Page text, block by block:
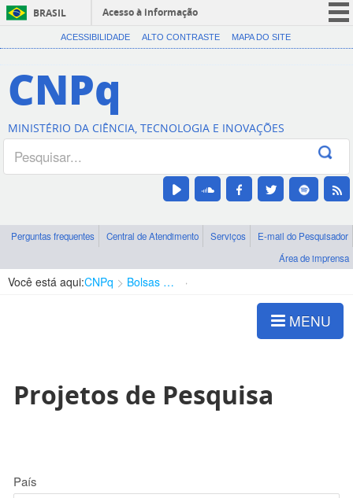
BRASIL
Acesso à informação
CORONAVÍRUS (COVID-19)
Canais
ACESSIBILIDADE ALTO CONTRASTE MAPA DO SITE
CNPq
MINISTÉRIO DA CIÊNCIA, TECNOLOGIA E INOVAÇÕES
Perguntas frequentes Central de Atendimento Serviços
E-mail do Pesquisador
Área de imprensa
Você está aqui:CNPq Bolsas e Auxílios Vigentes
MENU
Projetos de Pesquisa
País